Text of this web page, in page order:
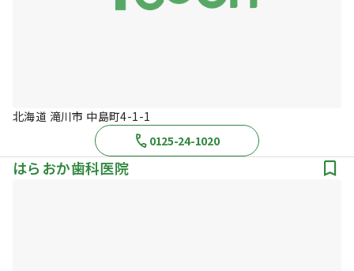
北海道 滝川市 中島町4-1-1
0125-24-1020
はらおか歯科医院